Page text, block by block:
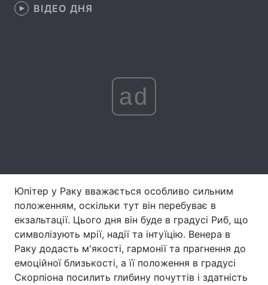
Послуги
ВІДЕО ДНЯ
ad
Юпітер у Раку вважається особливо сильним
положенням, оскільки тут він перебуває в
екзальтації. Цього дня він буде в градусі Риб, що
символізують мрії, надії та інтуїцію. Венера в
Раку додасть м'якості, гармонії та прагнення до
емоційної близькості, а її положення в градусі
Скорпіона посилить глибину почуттів і здатність